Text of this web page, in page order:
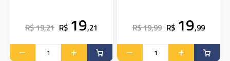
R$ 19,21 R$ 19,21 R$ 19,99 R$ 19,99